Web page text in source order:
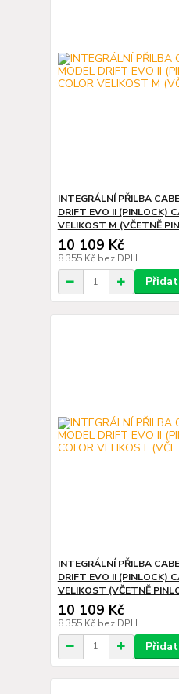
INTEGRÁLNÍ PŘILBA
DRIFT EVO II (PINLOCK)
VELIKOST M (VČETNĚ
10 109 Kč
8 355 Kč bez DPH
INTEGRÁLNÍ PŘILBA
DRIFT EVO II (PINLOCK)
VELIKOST (VČETNĚ
10 109 Kč
8 355 Kč bez DPH